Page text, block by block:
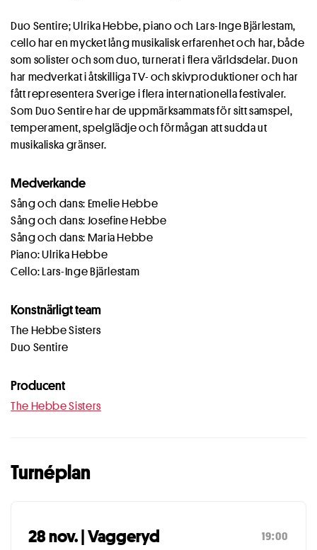
Duo Sentire; Ulrika Hebbe, piano och Lars-Inge Bjärlestam,
cello har en mycket lång musikalisk erfarenhet och har, både
som solister och som duo, turnerat i flera världsdelar. Duon
har medverkat i åtskilliga TV- och skivproduktioner och har
fått representera Sverige i flera internationella festivaler.
Som Duo Sentire har de uppmärksammats för sitt samspel,
temperament, spelglädje och förmågan att sudda ut
musikaliska gränser.
Medverkande
Sång och dans: Emelie Hebbe
Sång och dans: Josefine Hebbe
Sång och dans: Maria Hebbe
Piano: Ulrika Hebbe
Cello: Lars-Inge Bjärlestam
Konstnärligt team
The Hebbe Sisters
Duo Sentire
Producent
The Hebbe Sisters
Turnéplan
28 nov. | Vaggeryd 19:00